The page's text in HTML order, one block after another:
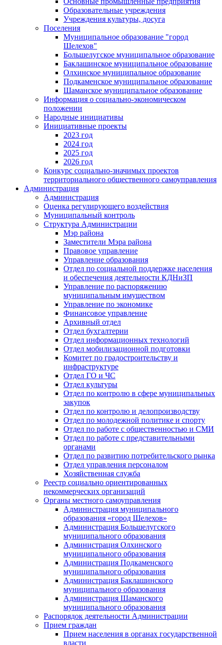
Образовательные учреждения
Учреждения культуры, досуга
Поселения
Муниципальное образование "город
Шелехов"
Большелугское муниципальное образование
Баклашинское муниципальное образование
Олхинское муниципальное образование
Подкаменское муниципальное образование
Шаманское муниципальное образование
Информация о социально-экономическом
положении
Народные инициативы
Инициативные проекты
2023 год
2024 год
2025 год
2026 год
Конкурс социально-значимых проектов
территориального общественного самоуправления
Администрация
Администрация
Оценка регулирующего воздействия
Муниципальный контроль
Структура Администрации
Мэр района
Заместители Мэра района
Правовое управление
Управление образования
Отдел по социальной поддержке населения
и обеспечения деятельности КДНиЗП
Управление по распоряжению
муниципальным имуществом
Управление по экономике
Финансовое управление
Архивный отдел
Отдел бухгалтерии
Отдел информационных технологий
Отдел мобилизационной подготовки
Комитет по градостроительству и
инфраструктуре
Отдел ГО и ЧС
Отдел культуры
Отдел по контролю в сфере муниципальных
закупок
Отдел по контролю и делопроизводству
Отдел по молодежной политике и спорту
Отдел по работе с общественностью и СМИ
Отдел по работе с представительными
органами
Отдел по развитию потребительского рынка
Отдел управления персоналом
Хозяйственная служба
Реестр социально ориентированных
некоммерческих организаций
Органы местного самоуправления
Администрация муниципального
образования «город Шелехов»
Администрация Большелугского
муниципального образования
Администрация Олхинского
муниципального образования
Администрация Подкаменского
муниципального образования
Администрация Баклашинского
муниципального образования
Администрация Шаманского
муниципального образования
Распорядок деятельности Администрации
Прием граждан
Прием населения в органах государственной
власти